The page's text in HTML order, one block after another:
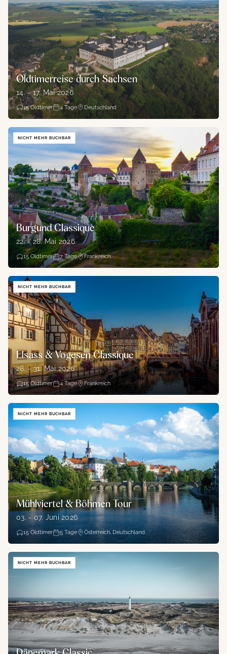
Oldtimerreise durch Sachsen
14. - 17. Mai 2026
15Oldtimer 4Tage Deutschland
NICHT MEHR BUCHBAR
Burgund Classique
22. - 28. Mai 2026
15Oldtimer 7Tage Frankreich
NICHT MEHR BUCHBAR
Elsass & Vogesen Classique
28. - 31. Mai 2026
15Oldtimer 4Tage Frankreich
NICHT MEHR BUCHBAR
Mühlviertel & Böhmen Tour
03. - 07. Juni 2026
15Oldtimer 5 Tage Österreich, Deutschland
NICHT MEHR BUCHBAR